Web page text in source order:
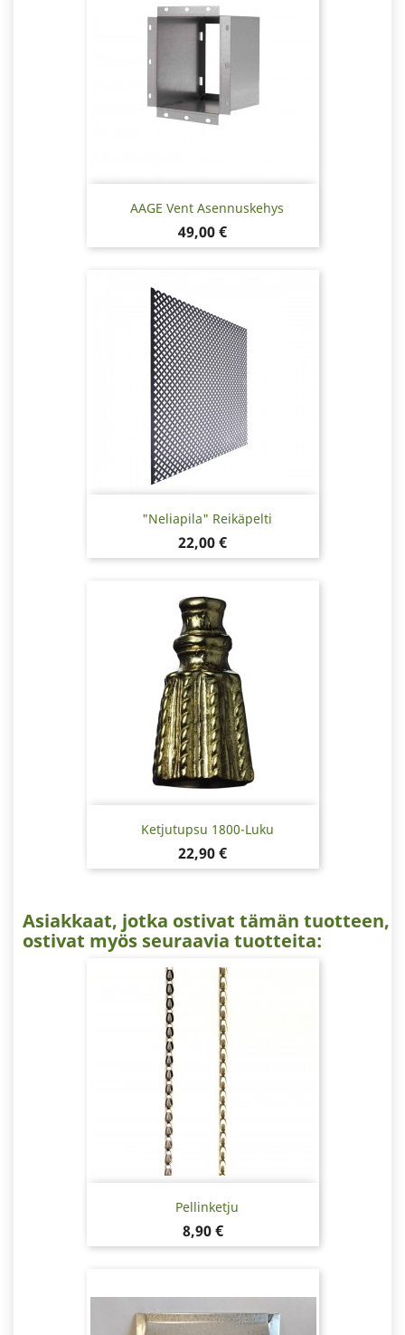
AAGE Vent Asennuskehys
Hinta
49,00 €
"Neliapila" Reikäpelti
Hinta
22,00 €
Ketjutupsu 1800-Luku
Hinta
22,90 €
Asiakkaat, jotka ostivat tämän tuotteen,
ostivat myös seuraavia tuotteita:
Pellinketju
Hinta
8,90 €